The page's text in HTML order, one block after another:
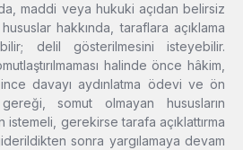
maddi veya hukuki açıdan belirsiz
hakkında, taraflara açıklama
delil gösterilmesini isteyebilir.
halinde önce hâkim,
davayı aydınlatma ödevi ve ön
somut olmayan hususların
istemeli, gerekirse tarafa açıklattırma
sonra yargılamaya devam